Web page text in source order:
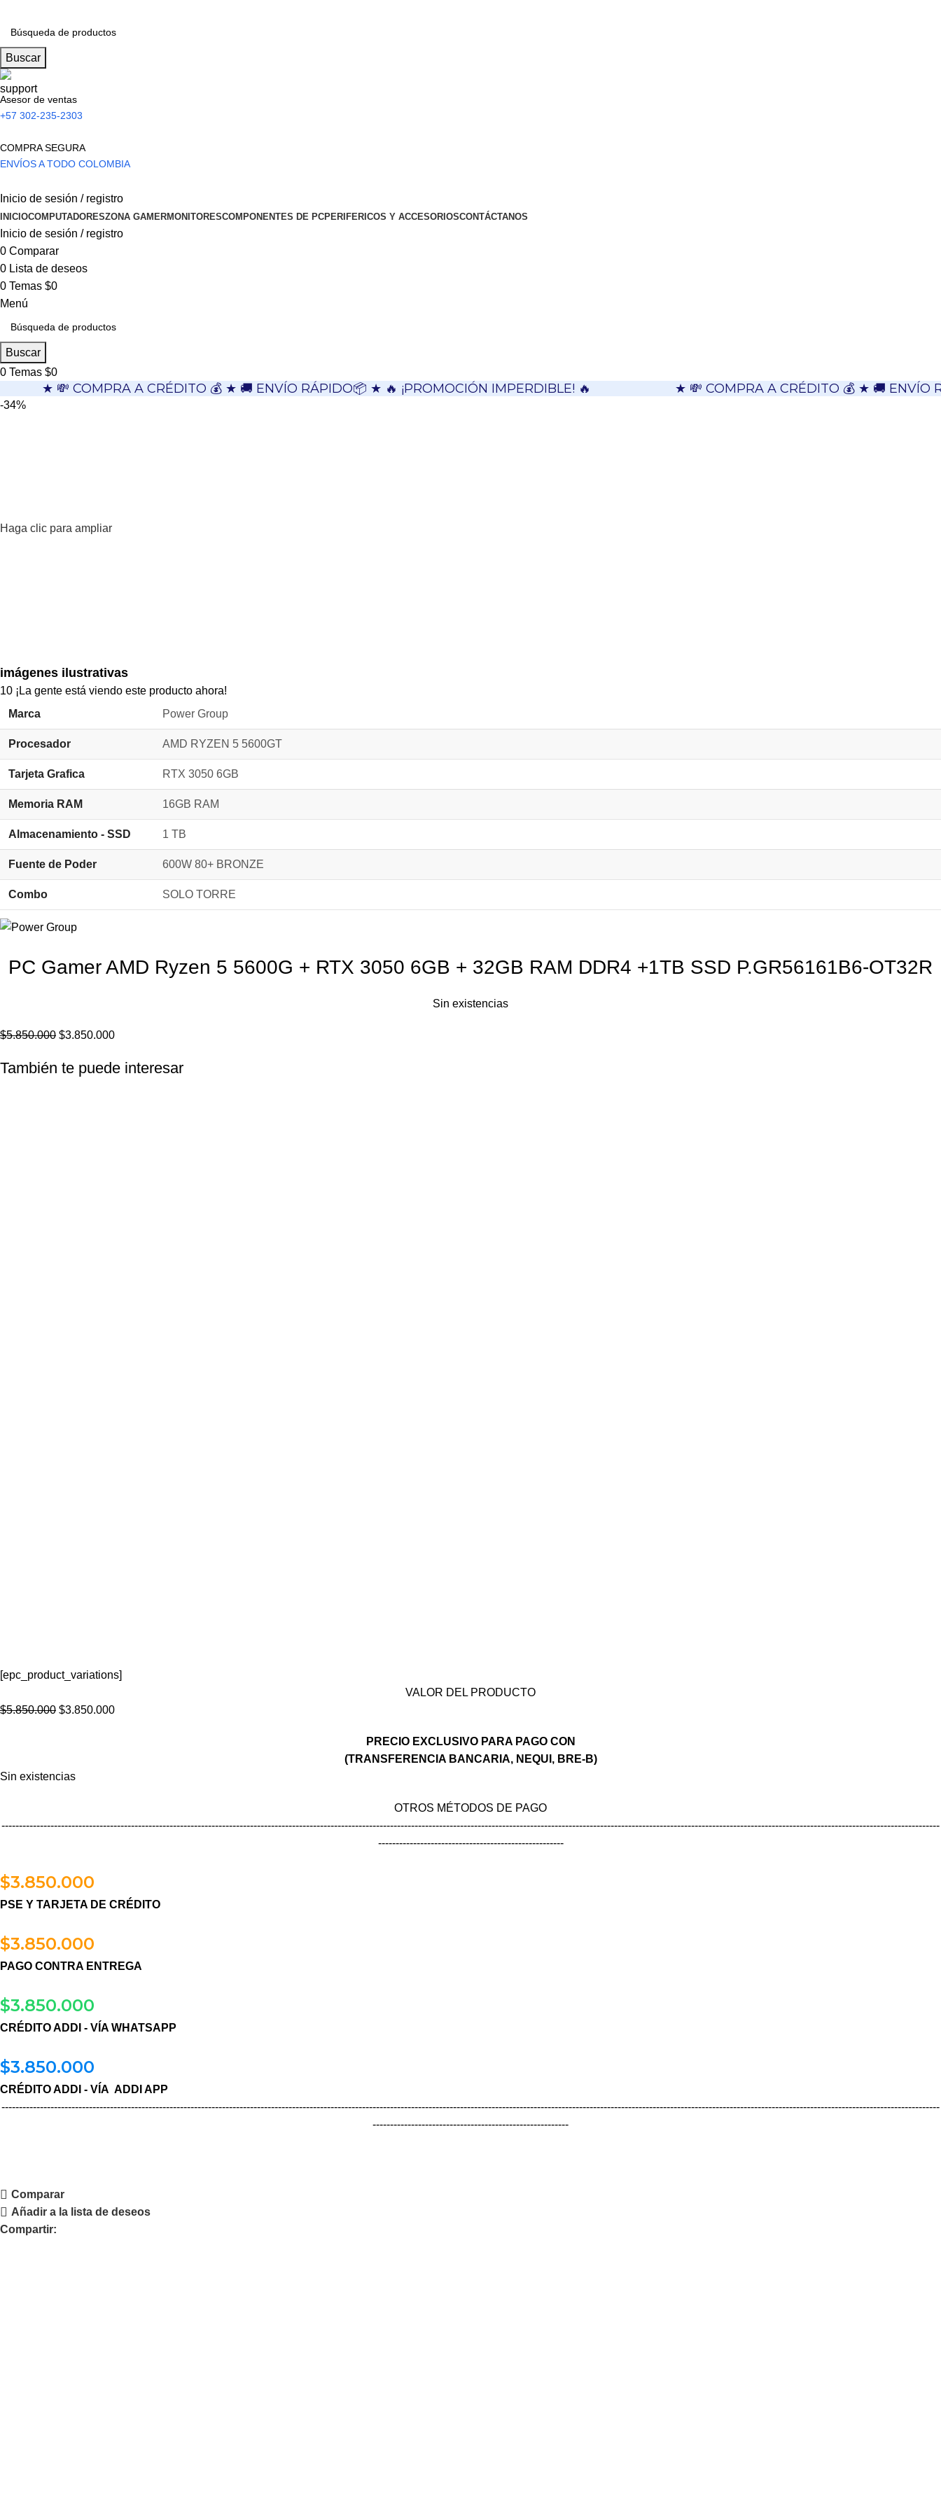
Buscar
Asesor de ventas
+57 302-235-2303
COMPRA SEGURA
ENVÍOS A TODO COLOMBIA
Inicio de sesión / registro
INICIOCOMPUTADORESZONA GAMERMONITORESCOMPONENTES DE PCPERIFERICOS Y ACCESORIOSCONTÁCTANOS
Inicio de sesión / registro
0 Comparar
0 Lista de deseos
0 Temas $0
Menú
Buscar
0 Temas $0
★ 💸 COMPRA A CRÉDITO 💰 ★ 🚚 ENVÍO RÁPIDO📦 ★ 🔥 ¡PROMOCIÓN IMPERDIBLE! 🔥 ★ 💸 COMPRA A CRÉDITO 💰 ★ 🚚 ENVÍO
-34%
Haga clic para ampliar
imágenes ilustrativas
10 ¡La gente está viendo este producto ahora!
Marca
Power Group
Procesador AMD RYZEN 5 5600GT
Tarjeta Grafica RTX 3050 6GB
Memoria RAM 16GB RAM
Almacenamiento - SSD 1 TB
Fuente de Poder 600W 80+ BRONZE
Combo SOLO TORRE
PC Gamer AMD Ryzen 5 5600G + RTX 3050 6GB + 32GB RAM DDR4 +1TB SSD P.GR56161B6-OT32R
Sin existencias
$5.850.000 $3.850.000
También te puede interesar
[epc_product_variations]
VALOR DEL PRODUCTO
$5.850.000 $3.850.000
PRECIO EXCLUSIVO PARA PAGO CON
(TRANSFERENCIA BANCARIA, NEQUI, BRE-B)
Sin existencias
OTROS MÉTODOS DE PAGO
----------------------------------------------------------------------------------------------------------------------------------------------------------------------------------------------------------------------------------------------------------------------------
-----------------------------------------------------
$3.850.000
PSE Y TARJETA DE CRÉDITO
$3.850.000
PAGO CONTRA ENTREGA
$3.850.000
CRÉDITO ADDI - VÍA WHATSAPP
$3.850.000
CRÉDITO ADDI - VÍA ADDI APP
----------------------------------------------------------------------------------------------------------------------------------------------------------------------------------------------------------------------------------------------------------------------------
--------------------------------------------------------
Comparar
Añadir a la lista de deseos
Compartir: